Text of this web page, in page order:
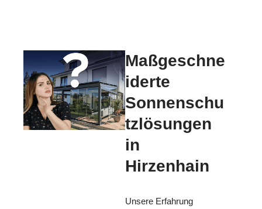
Maßgeschne
iderte
Sonnenschu
tzlösungen
in
Hirzenhain
Unsere Erfahrung